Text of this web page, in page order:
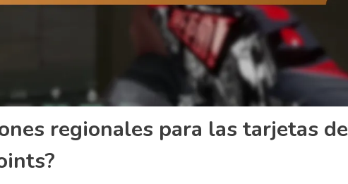
regionales para las tarjetas de